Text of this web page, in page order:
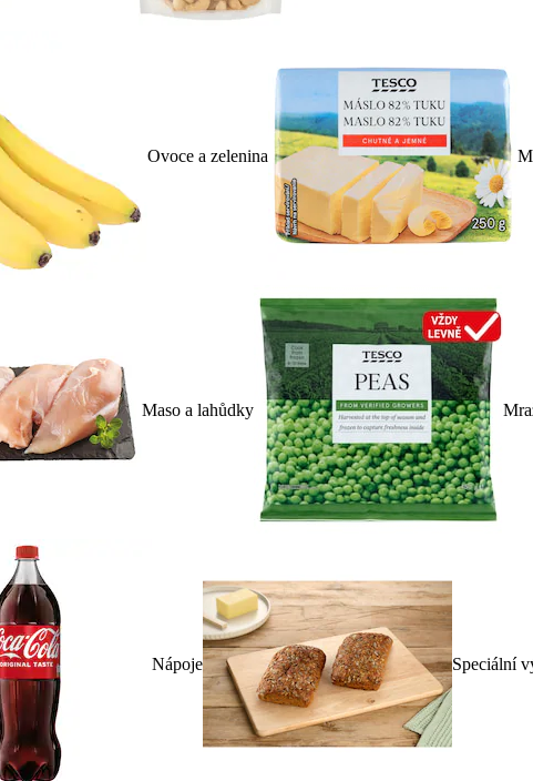
Ovoce a zelenina
Maso a lahůdky
Nápoje Speciální